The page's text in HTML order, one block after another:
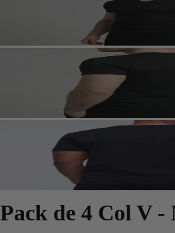
Pack de 4 Col V -